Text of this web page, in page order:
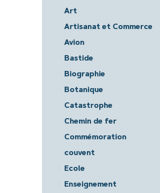
Art
Artisanat et Commerce
Avion
Bastide
Biographie
Botanique
Catastrophe
Chemin de fer
Commémoration
couvent
Ecole
Enseignement